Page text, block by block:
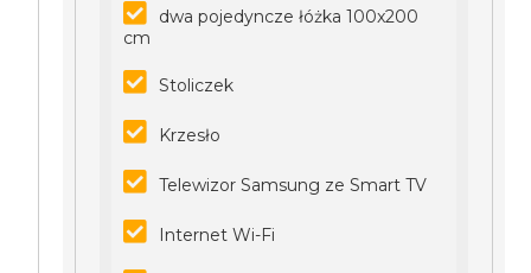
dwa pojedyncze łóżka 100x200
cm
Stoliczek
Krzesło
Telewizor Samsung ze Smart TV
Internet Wi-Fi